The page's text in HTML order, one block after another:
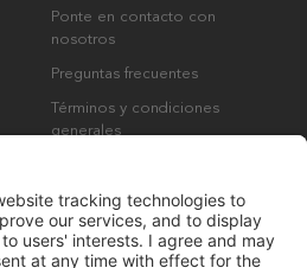
Ponte en contacto con
nosotros
Preguntas frecuentes
Términos y condiciones
generales
AB 2023. Todos los derechos